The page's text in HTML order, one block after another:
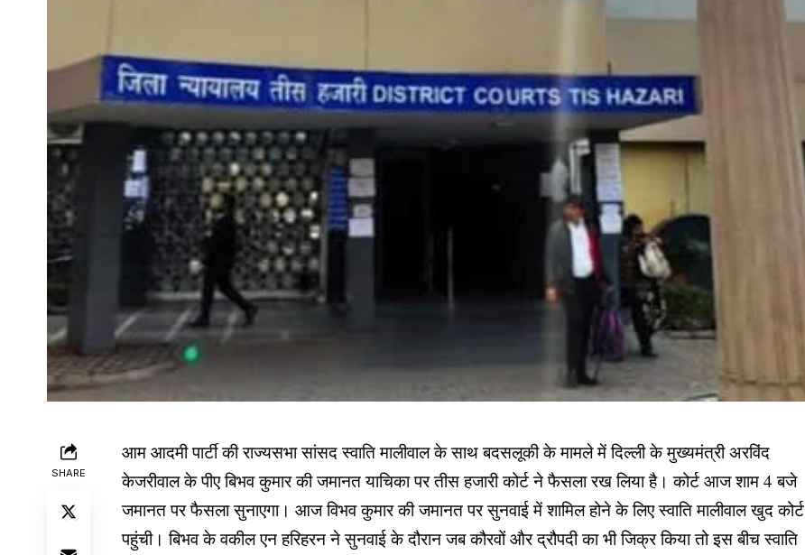
SHARE
आम आदमी पार्टी की राज्यसभा सांसद स्वाति मालीवाल के साथ बदसलूकी के मामले में दिल्ली के मुख्यमंत्री अरविंद
केजरीवाल के पीए बिभव कुमार की जमानत याचिका पर तीस हजारी कोर्ट ने फैसला रख लिया है। कोर्ट आज शाम 4 बजे
जमानत पर फैसला सुनाएगा। आज विभव कुमार की जमानत पर सुनवाई में शामिल होने के लिए स्वाति मालीवाल खुद कोर्ट
पहुंची। बिभव के वकील एन हरिहरन ने सुनवाई के दौरान जब कौरवों और द्रौपदी का भी जिक्र किया तो इस बीच स्वाति